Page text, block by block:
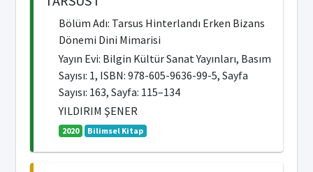
Bölüm Adı: Tarsus Hinterlandı Erken Bizans
Dönemi Dini Mimarisi
Yayın Evi: Bilgin Kültür Sanat Yayınları, Basım
Sayısı: 1, ISBN: 978-605-9636-99-5, Sayfa
Sayısı: 163, Sayfa: 115–134
YILDIRIM ŞENER
2020 Bilimsel Kitap